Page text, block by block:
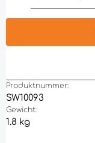
Produktnummer:
SW10093
Gewicht:
1.8 kg